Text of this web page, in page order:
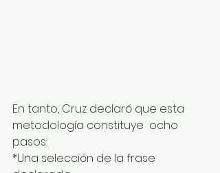
En tanto, Cruz declaró que esta
metodología constituye  ocho
pasos:
*Una selección de la frase